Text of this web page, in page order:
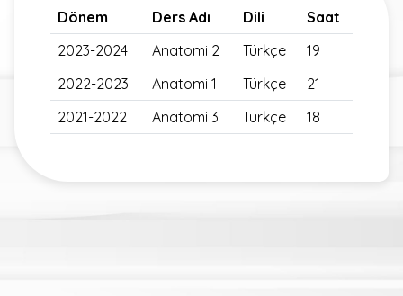
Dönem Ders Adı Dili
Saat
2023-2024
Anatomi 2 Türkçe
19
2022-2023
Anatomi 1 Türkçe
21
2021-2022
Anatomi 3 Türkçe 18